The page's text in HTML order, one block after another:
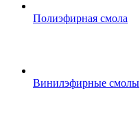
Полиэфирная смола
Винилэфирные смолы